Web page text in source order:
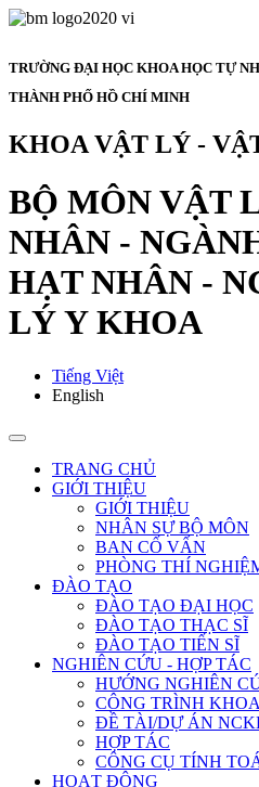
TRƯỜNG ĐẠI HỌC KHOA HỌC TỰ
THÀNH PHỐ HỒ CHÍ MINH
KHOA VẬT LÝ -
BỘ MÔN VẬT
NHÂN -
HẠT NHÂN -
LÝ Y KHOA
Tiếng Việt
English
TRANG CHỦ
GIỚI THIỆU
GIỚI THIỆU
NHÂN SỰ BỘ MÔN
BAN CỐ VẤN
PHÒNG THÍ
ĐÀO TẠO
ĐÀO TẠO ĐẠI HỌC
ĐÀO TẠO THẠC SĨ
ĐÀO TẠO TIẾN SĨ
NGHIÊN CỨU - HỢP TÁC
HƯỚNG NGHIÊN
CÔNG TRÌNH
ĐỀ TÀI/DỰ ÁN
HỢP TÁC
CÔNG CỤ TÍNH
HOẠT ĐỘNG